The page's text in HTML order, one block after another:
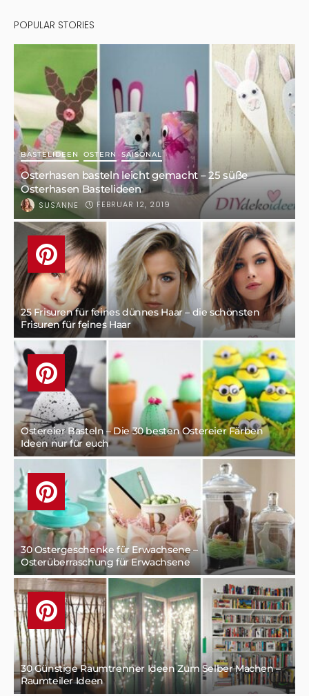
POPULAR STORIES
BASTELIDEEN OSTERN SAISONAL
Osterhasen basteln leicht gemacht – 25 süße
Osterhasen Bastelideen
SUSANNE FEBRUAR 12, 2019
25 Frisuren für feines dünnes Haar – die schönsten
Frisuren für feines Haar
Ostereier Basteln – Die 30 besten Ostereier Färben
Ideen nur für euch
30 Ostergeschenke für Erwachsene –
Osterüberraschung für Erwachsene
30 Günstige Raumtrenner Ideen Zum Selber Machen –
Raumteiler Ideen